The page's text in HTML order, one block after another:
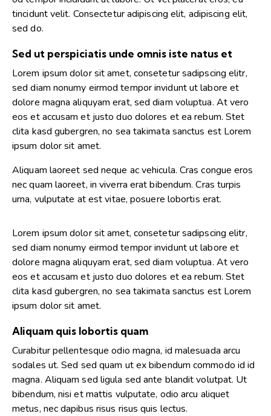
tincidunt velit. Consectetur adipiscing elit, adipiscing elit,
sed do.
Sed ut perspiciatis unde omnis iste natus et
Lorem ipsum dolor sit amet, consetetur sadipscing elitr,
sed diam nonumy eirmod tempor invidunt ut labore et
dolore magna aliquyam erat, sed diam voluptua. At vero
eos et accusam et justo duo dolores et ea rebum. Stet
clita kasd gubergren, no sea takimata sanctus est Lorem
ipsum dolor sit amet.
Aliquam laoreet sed neque ac vehicula. Cras congue eros
nec quam laoreet, in viverra erat bibendum. Cras turpis
urna, vulputate at est vitae, posuere lobortis erat.
Lorem ipsum dolor sit amet, consetetur sadipscing elitr,
sed diam nonumy eirmod tempor invidunt ut labore et
dolore magna aliquyam erat, sed diam voluptua. At vero
eos et accusam et justo duo dolores et ea rebum. Stet
clita kasd gubergren, no sea takimata sanctus est Lorem
ipsum dolor sit amet.
Aliquam quis lobortis quam
Curabitur pellentesque odio magna, id malesuada arcu
sodales ut. Sed sed quam ut ex bibendum commodo id id
magna. Aliquam sed ligula sed ante blandit volutpat. Ut
bibendum, nisi et mattis vulputate, odio arcu aliquet
metus, nec dapibus risus risus quis lectus.